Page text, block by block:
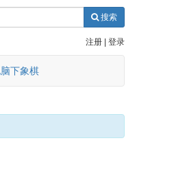
搜索
注册 登录
下象棋